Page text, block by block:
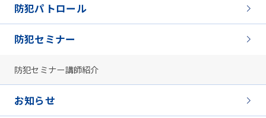
防犯パトロール
防犯セミナー
防犯セミナー講師紹介
お知らせ